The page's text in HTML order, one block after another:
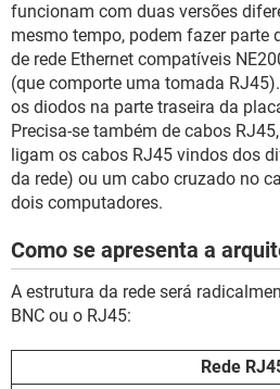
funcionam com duas versões
mesmo tempo, podem fazer parte
de rede Ethernet compatíveis
(que comporte uma tomada
os diodos na parte traseira da
Precisa-se também de cabos
ligam os cabos RJ45 vindos dos
da rede) ou um cabo cruzado no
dois computadores.
Como se apresenta a
A estrutura da rede será
BNC ou o RJ45:
Rede